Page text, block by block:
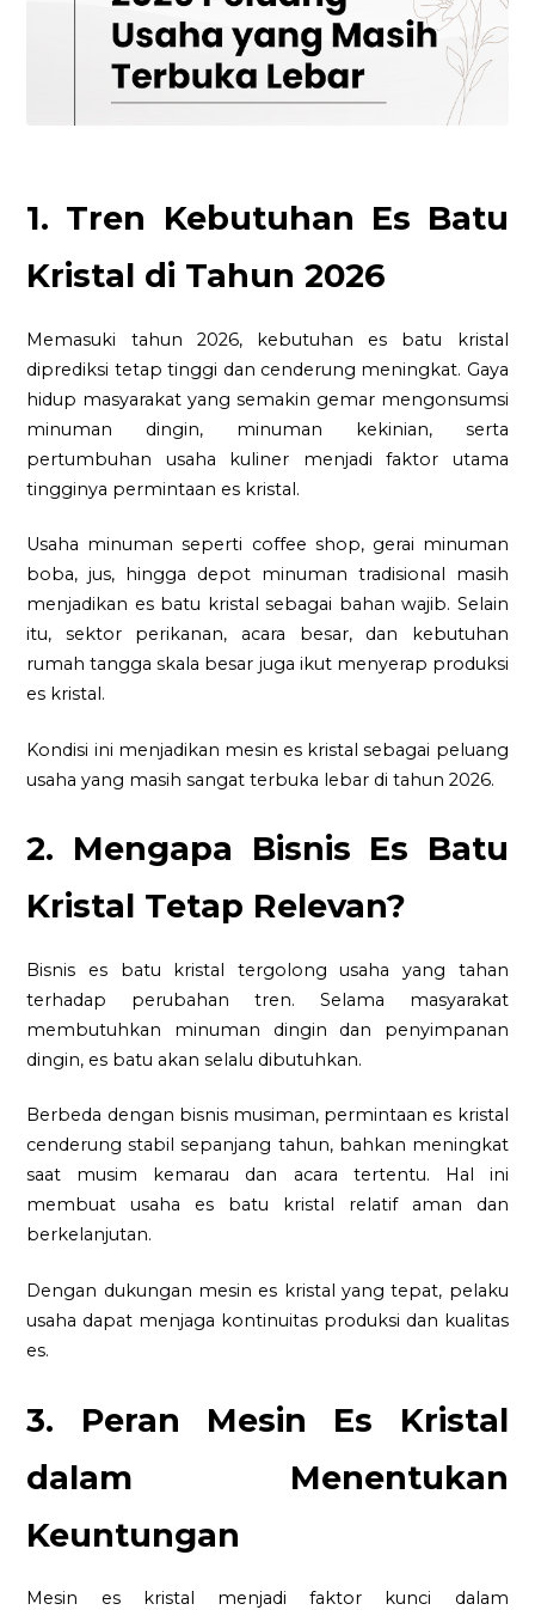
1. Tren Kebutuhan Es Batu
Kristal di Tahun 2026
Memasuki tahun 2026, kebutuhan es batu kristal
diprediksi tetap tinggi dan cenderung meningkat. Gaya
hidup masyarakat yang semakin gemar mengonsumsi
minuman dingin, minuman kekinian, serta
pertumbuhan usaha kuliner menjadi faktor utama
tingginya permintaan es kristal.
Usaha minuman seperti coffee shop, gerai minuman
boba, jus, hingga depot minuman tradisional masih
menjadikan es batu kristal sebagai bahan wajib. Selain
itu, sektor perikanan, acara besar, dan kebutuhan
rumah tangga skala besar juga ikut menyerap produksi
es kristal.
Kondisi ini menjadikan mesin es kristal sebagai peluang
usaha yang masih sangat terbuka lebar di tahun 2026.
2. Mengapa Bisnis Es Batu
Kristal Tetap Relevan?
Bisnis es batu kristal tergolong usaha yang tahan
terhadap perubahan tren. Selama masyarakat
membutuhkan minuman dingin dan penyimpanan
dingin, es batu akan selalu dibutuhkan.
Berbeda dengan bisnis musiman, permintaan es kristal
cenderung stabil sepanjang tahun, bahkan meningkat
saat musim kemarau dan acara tertentu. Hal ini
membuat usaha es batu kristal relatif aman dan
berkelanjutan.
Dengan dukungan mesin es kristal yang tepat, pelaku
usaha dapat menjaga kontinuitas produksi dan kualitas
es.
3. Peran Mesin Es Kristal
dalam Menentukan
Keuntungan
Mesin es kristal menjadi faktor kunci dalam